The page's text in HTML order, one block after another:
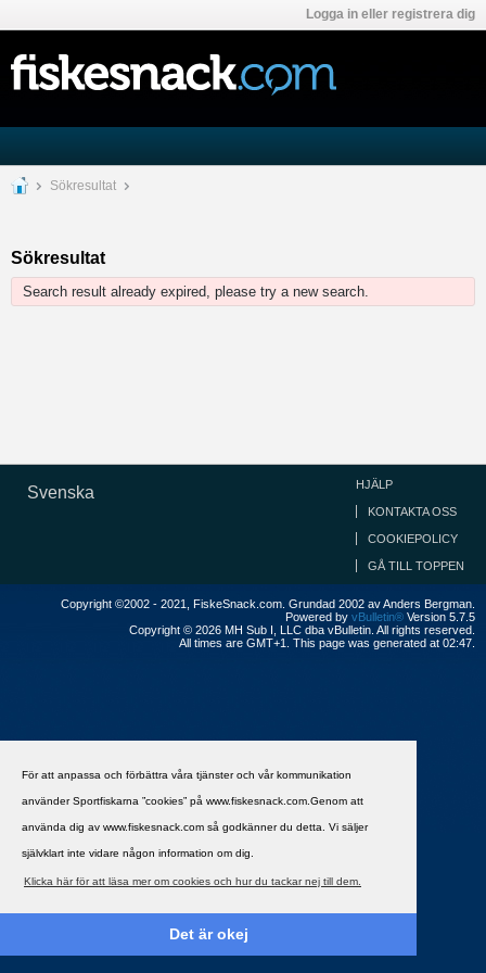
För att anpassa och förbättra våra tjänster och vår kommunikation
använder Sportfiskarna ”cookies” på www.fiskesnack.com.Genom att
använda dig av www.fiskesnack.com så godkänner du detta. Vi säljer
självklart inte vidare någon information om dig.
Klicka här för att läsa mer om cookies och hur du tackar nej till dem.
Det är okej
Logga in eller registrera dig
Sökresultat
Sökresultat
Search result already expired, please try a new search.
Svenska HJÄLP
KONTAKTA OSS
COOKIEPOLICY
GÅ TILL TOPPEN
Copyright ©2002 - 2021, FiskeSnack.com. Grundad 2002 av Anders Bergman.
Powered by vBulletin® Version 5.7.5
Copyright © 2026 MH Sub I, LLC dba vBulletin. All rights reserved.
All times are GMT+1. This page was generated at 02:47.